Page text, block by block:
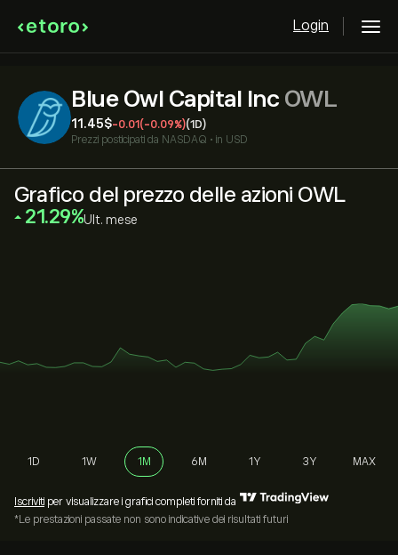
Login
Blue Owl Capital Inc OWL
11.45‎$‎-0.01 (-0.09%)(1D)
Prezzi posticipati da NASDAQ • in USD
Grafico del prezzo delle azioni OWL
‎21.29‎ Ult. mese
1D 1W 1M 6M 1Y 3Y MAX
Iscriviti per visualizzare i grafici completi forniti da
*Le prestazioni passate non sono indicative dei risultati futuri